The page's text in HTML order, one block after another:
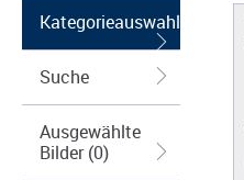
Kategorieauswahl
Suche
Ausgewählte
Bilder (0)